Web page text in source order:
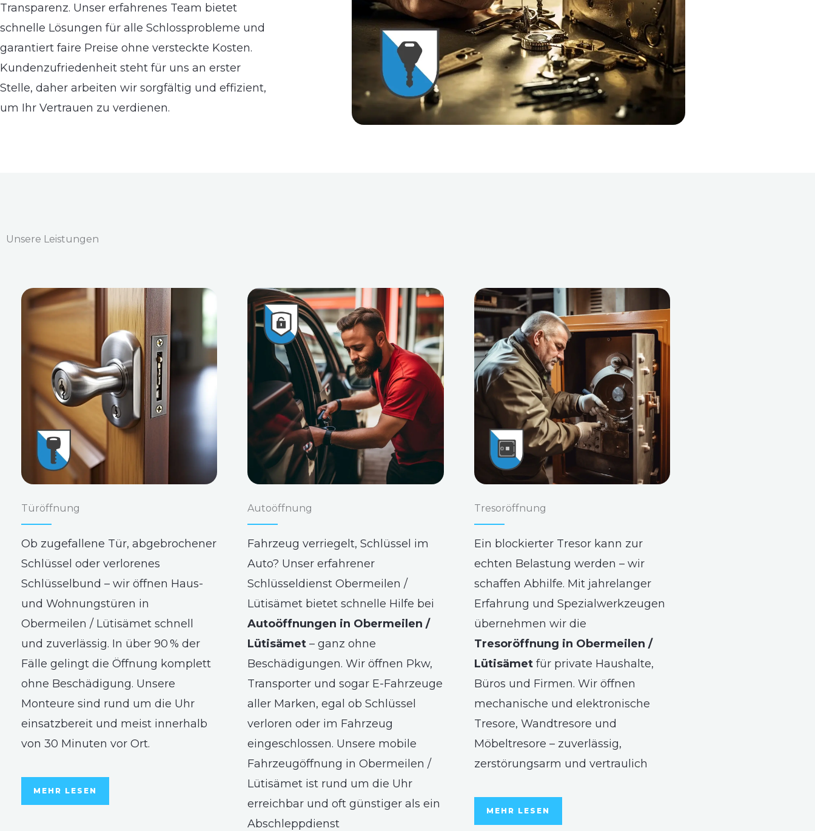
Transparenz. Unser erfahrenes Team bietet
schnelle Lösungen für alle Schlossprobleme und
garantiert faire Preise ohne versteckte Kosten.
Kundenzufriedenheit steht für uns an erster
Stelle, daher arbeiten wir sorgfältig und effizient,
um Ihr Vertrauen zu verdienen.
Unsere Leistungen
Türöffnung
Ob zugefallene Tür, abgebrochener
Schlüssel oder verlorenes
Schlüsselbund – wir öffnen Haus-
und Wohnungstüren in
Obermeilen / Lütisämet schnell
und zuverlässig. In über 90 % der
Fälle gelingt die Öffnung komplett
ohne Beschädigung. Unsere
Monteure sind rund um die Uhr
einsatzbereit und meist innerhalb
von 30 Minuten vor Ort.
MEHR LESEN
Autoöffnung
Fahrzeug verriegelt, Schlüssel im
Auto? Unser erfahrener
Schlüsseldienst Obermeilen /
Lütisämet bietet schnelle Hilfe bei
Autoöffnungen in Obermeilen /
Lütisämet – ganz ohne
Beschädigungen. Wir öffnen Pkw,
Transporter und sogar E-Fahrzeuge
aller Marken, egal ob Schlüssel
verloren oder im Fahrzeug
eingeschlossen. Unsere mobile
Fahrzeugöffnung in Obermeilen /
Lütisämet ist rund um die Uhr
erreichbar und oft günstiger als ein
Abschleppdienst
Tresoröffnung
Ein blockierter Tresor kann zur
echten Belastung werden – wir
schaffen Abhilfe. Mit jahrelanger
Erfahrung und Spezialwerkzeugen
übernehmen wir die
Tresoröffnung in Obermeilen /
Lütisämetfür private Haushalte,
Büros und Firmen. Wir öffnen
mechanische und elektronische
Tresore, Wandtresore und
Möbeltresore – zuverlässig,
zerstörungsarm und vertraulich
MEHR LESEN